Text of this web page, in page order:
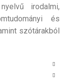
irodalmi,
és
szótárakból